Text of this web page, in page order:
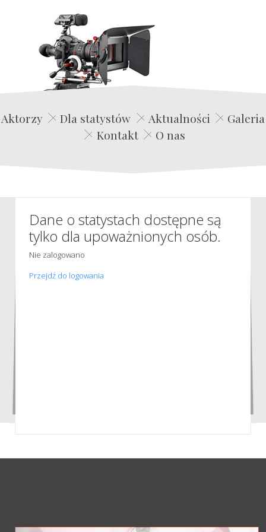
Edwin Film Agencja Aktorska
Aktorzy Dla statystów Aktualności
Galeria
Kontakt
O nas
Dane o statystach dostępne są
tylko dla upoważnionych osób.
Nie zalogowano
Przejdź do logowania